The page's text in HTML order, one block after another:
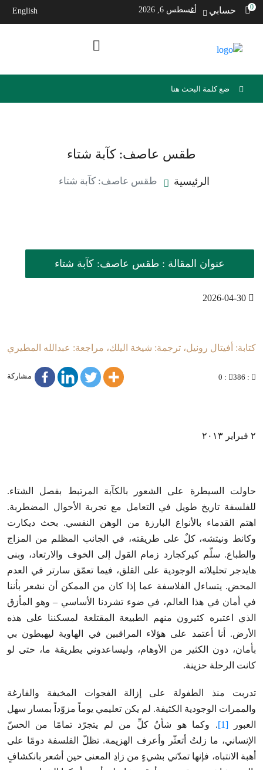
0 حسابي أغسطس 6, 2026 English
طقس عاصف: كآبة شتاء
الرئيسية طقس عاصف: كآبة شتاء
عنوان المقالة : طقس عاصف: كآبة شتاء
كتابة: أفيتال رونيل، ترجمة: شيخة اليلك، مراجعة: عبدالله المطيري
: 386
: 0 مشاركة
٢ فبراير ٢٠١٣
حاولت السيطرة على الشعور بالكآبة المرتبط بفصل الشتاء.
للفلسفة تاريخ طويل في التعامل مع تجربة الأحوال المضطربة.
اهتم القدماء بالأنواع البارزة من الوهن النفسي. بحث ديكارت
وكانط ونيتشه، كلٌ على طريقته، في الجانب المظلم من المزاج
والطباع. سلّم كيركجارد زمام القول إلى الخوف والارتعاد، وبنى
هايدجر تحليلاته الوجودية على القلق، فيما تعمّق سارتر في العدم
المحض. يتساءل الفلاسفة عما إذا كان من الممكن أن نشعر بأننا
في أمان في هذا العالم، في ضوء تشردنا الأساسي – وهو المأزق
الذي اعتبره كثيرون منهم الطبيعة المقتلعة لمسكننا على هذه
الأرض. أنا أعتمد على هؤلاء المراقبين في الهاوية ليهبطون بي
بأمان، دون الكثير من الأوهام، وليساعدوني بطريقة ما، حتى لو
كانت الرحلة حزينة.
تدربت منذ الطفولة على إزالة الفجوات المخيفة والفارغة
والممرات الوجودية الكثيفة. لم يكن تعليمي يوماً مزوّداً بمسار سهل
العبور[1]
. وكما هو شأنُ كلِّ من لم يتجرّد تمامًا من الحسّ
الإنساني، ما زلتُ أتعثّر وأعرف الهزيمة. تظلّ الفلسفة دومًا على
أهبة الانتباه، فإنها تمدّني بشيءٍ من زادِ المعنى حين أشعر بانكشافٍ